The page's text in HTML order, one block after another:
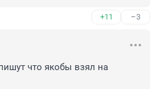
+11 –3
что якобы взял на